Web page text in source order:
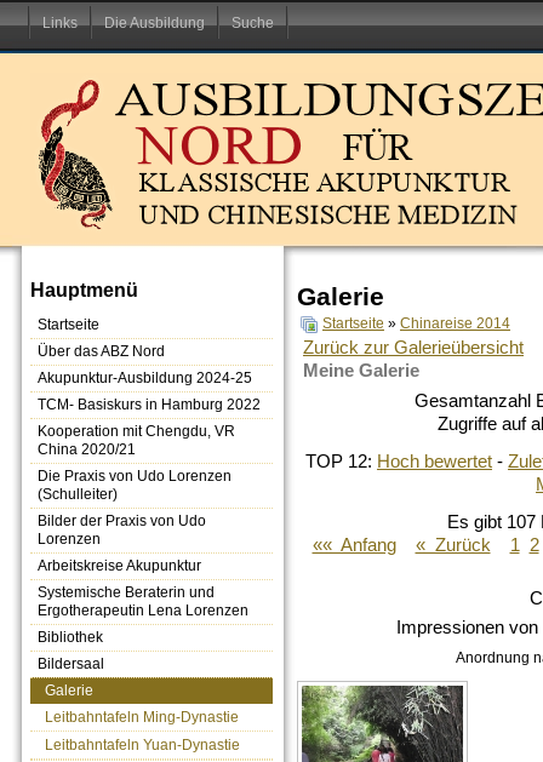
Links Die Ausbildung Suche
Hauptmenü
Startseite
Über das ABZ Nord
Akupunktur-Ausbildung 2024-25
TCM- Basiskurs in Hamburg 2022
Kooperation mit Chengdu, VR
China 2020/21
Die Praxis von Udo Lorenzen
(Schulleiter)
Bilder der Praxis von Udo
Lorenzen
Arbeitskreise Akupunktur
Systemische Beraterin und
Ergotherapeutin Lena Lorenzen
Bibliothek
Bildersaal
Galerie
Leitbahntafeln Ming-Dynastie
Leitbahntafeln Yuan-Dynastie
Galerie
Startseite » Chinareise 2014
Zurück zur Galerieübersicht
Meine Galerie
Gesamtanzahl
Zugriffe auf
TOP 12: Hoch bewertet -
Es gibt 107
«« Anfang
« Zurück 1 2
Impressionen
Anordnung